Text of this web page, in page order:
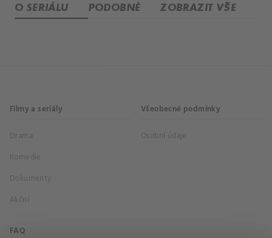
O SERIÁLU PODOBNÉ ZOBRAZIT VŠE
Filmy a seriály
Drama
Komedie
Dokumenty
Akční
Všeobecné podmínky
Osobní údaje
FAQ